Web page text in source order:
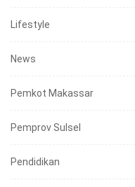
Lifestyle
News
Pemkot Makassar
Pemprov Sulsel
Pendidikan